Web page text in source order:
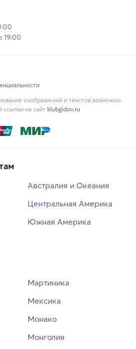
19:00
изображений и текстов возможно
ссылки на сайт klubgidov.ru
Австралия и Океания
Центральная Америка
Южная Америка
Мартиника
Мексика
Монако
Монголия